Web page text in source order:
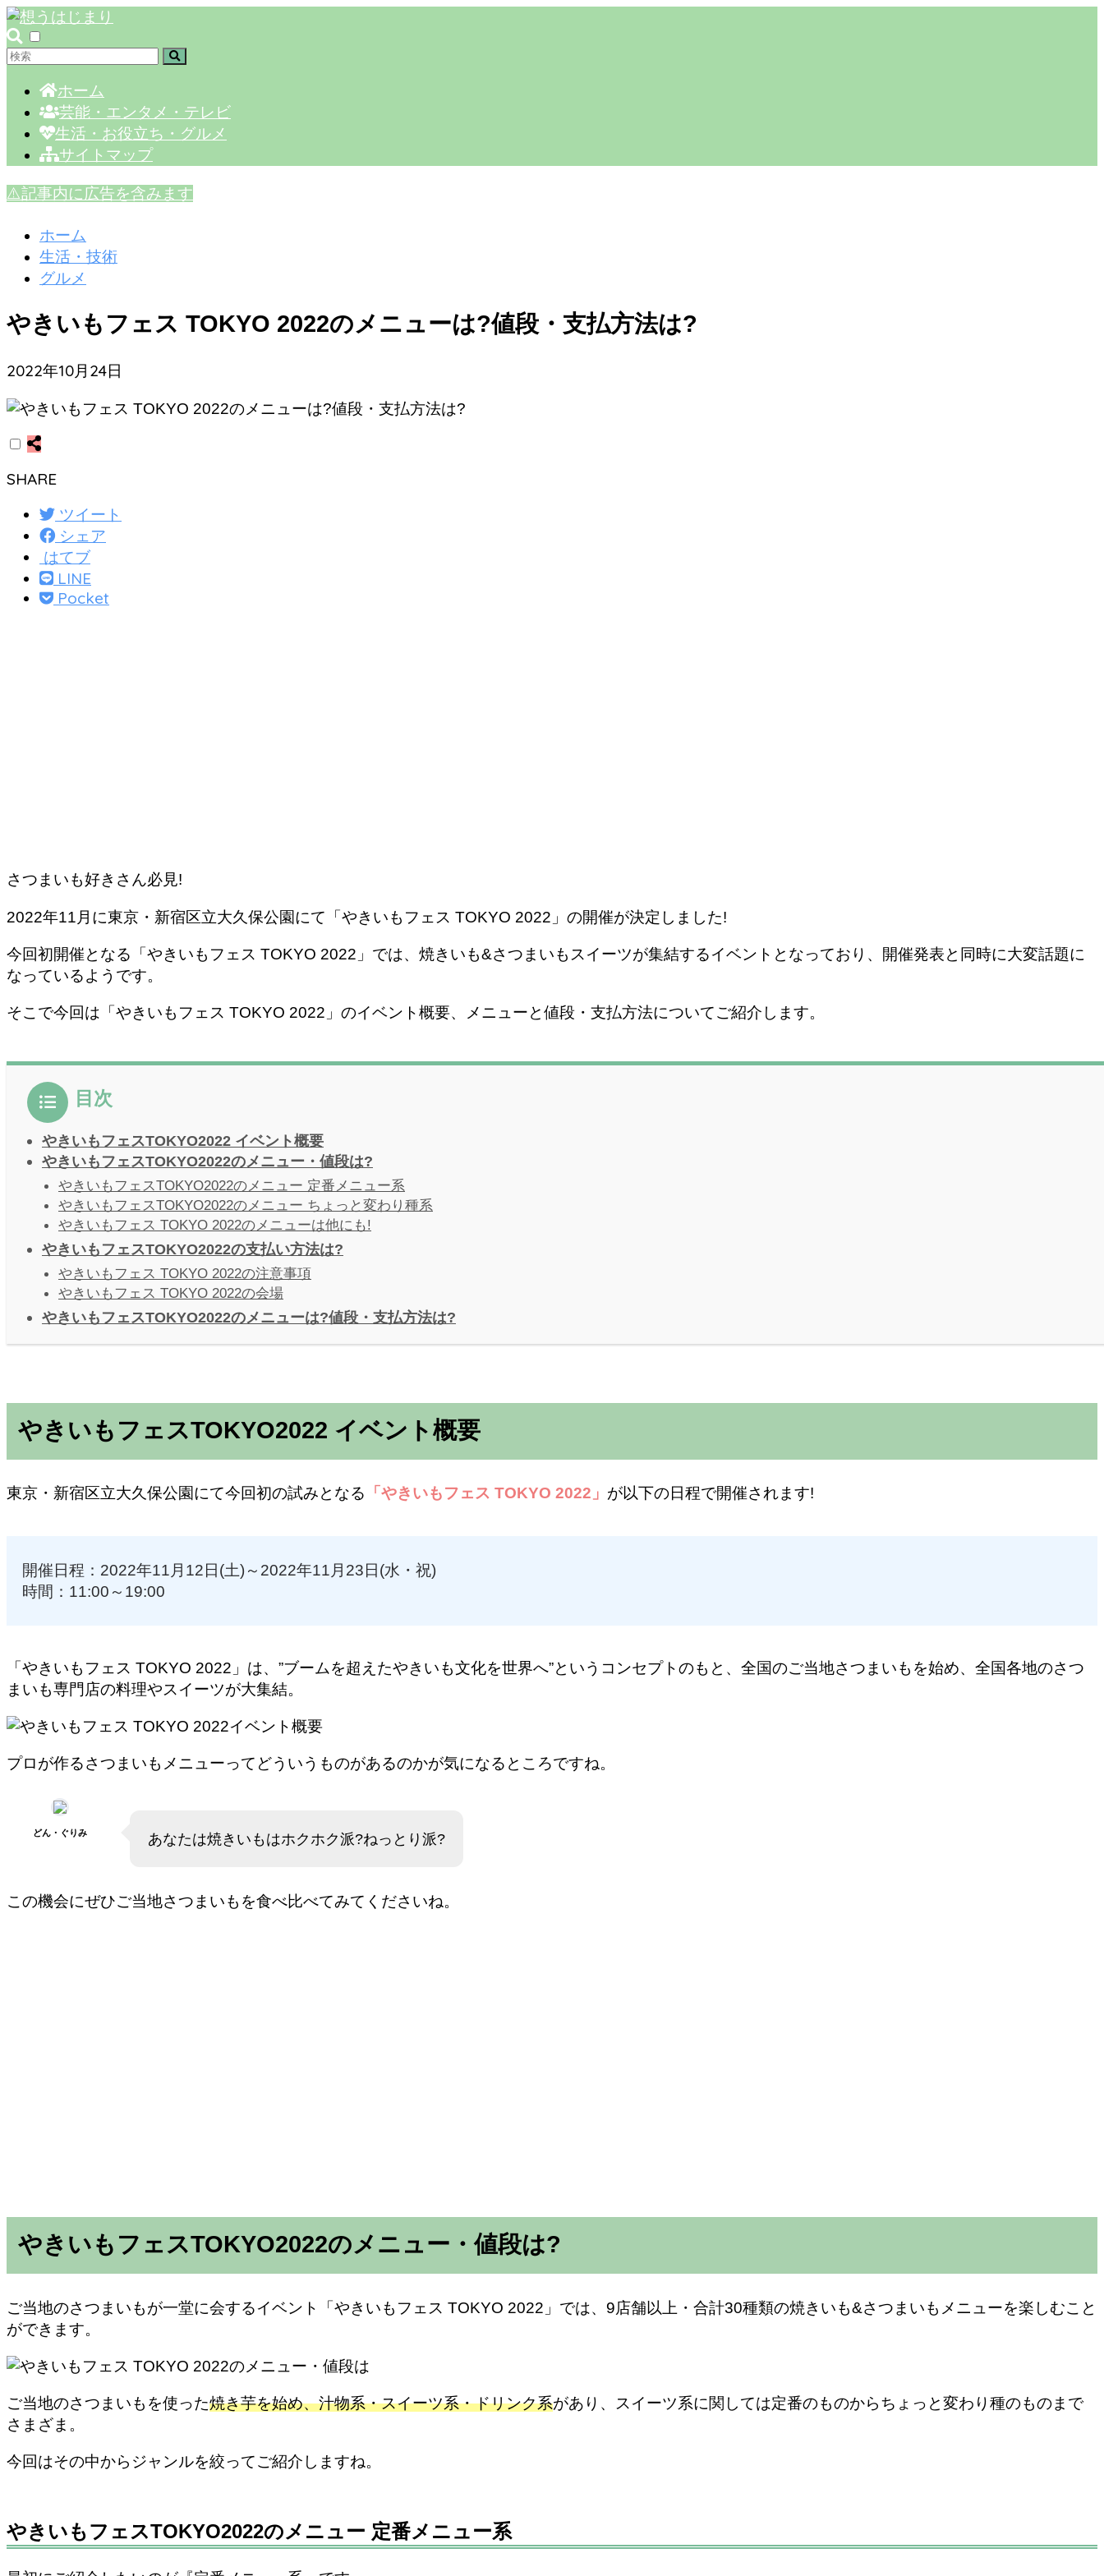
ホーム
芸能・エンタメ・テレビ
生活・お役立ち・グルメ
サイトマップ
⚠️記事内に広告を含みます
ホーム
生活・技術
グルメ
やきいもフェス TOKYO 2022のメニューは?値段・支払方法は?
2022年10月24日
SHARE
ツイート
シェア
はてブ
LINE
Pocket
さつまいも好きさん必見!
2022年11月に東京・新宿区立大久保公園にて「やきいもフェス TOKYO 2022」の開催が決定しました!
今回初開催となる「やきいもフェス TOKYO 2022」では、焼きいも&さつまいもスイーツが集結するイベントとなっており、開催発表と同時に大変話題に
なっているようです。
そこで今回は「やきいもフェス TOKYO 2022」のイベント概要、メニューと値段・支払方法についてご紹介します。
目次
やきいもフェスTOKYO2022 イベント概要
やきいもフェスTOKYO2022のメニュー・値段は?
やきいもフェスTOKYO2022のメニュー 定番メニュー系
やきいもフェスTOKYO2022のメニュー ちょっと変わり種系
やきいもフェス TOKYO 2022のメニューは他にも!
やきいもフェスTOKYO2022の支払い方法は?
やきいもフェス TOKYO 2022の注意事項
やきいもフェス TOKYO 2022の会場
やきいもフェスTOKYO2022のメニューは?値段・支払方法は?
やきいもフェスTOKYO2022 イベント概要
東京・新宿区立大久保公園にて今回初の試みとなる 「やきいもフェス TOKYO 2022」 が以下の日程で開催されます!
開催日程：2022年11月12日(土)～2022年11月23日(水・祝)
時間：11:00～19:00
「やきいもフェス TOKYO 2022」は、”ブームを超えたやきいも文化を世界へ”というコンセプトのもと、全国のご当地さつまいもを始め、全国各地のさつ
まいも専門店の料理やスイーツが大集結。
プロが作るさつまいもメニューってどういうものがあるのかが気になるところですね。
どん・ぐりみ あなたは焼きいもはホクホク派?ねっとり派?
この機会にぜひご当地さつまいもを食べ比べてみてくださいね。
やきいもフェスTOKYO2022のメニュー・値段は?
ご当地のさつまいもが一堂に会するイベント「やきいもフェス TOKYO 2022」では、9店舗以上・合計30種類の焼きいも&さつまいもメニューを楽しむこと
ができます。
ご当地のさつまいもを使った焼き芋を始め、汁物系・スイーツ系・ドリンク系があり、スイーツ系に関しては定番のものからちょっと変わり種のものまで
さまざま。
今回はその中からジャンルを絞ってご紹介しますね。
やきいもフェスTOKYO2022のメニュー 定番メニュー系